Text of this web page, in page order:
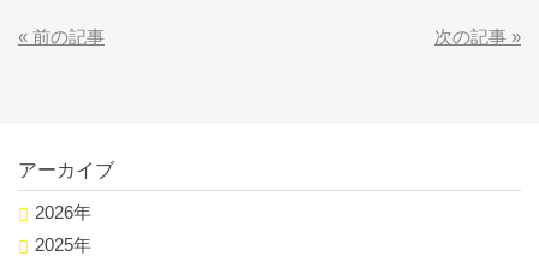
« 前の記事 次の記事 »
アーカイブ
2026年
2025年